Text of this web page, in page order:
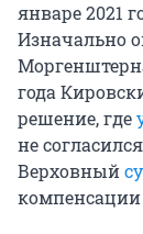
январе 2021
Изначально
года
решение, где
не
Верховный
компенсации